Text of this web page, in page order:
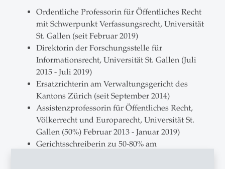
Ordentliche Professorin für Öffentliches Recht
mit Schwerpunkt Verfassungsrecht, Universität
St. Gallen (seit Februar 2019)
Direktorin der Forschungsstelle für
Informationsrecht, Universität St. Gallen (Juli
2015 - Juli 2019)
Ersatzrichterin am Verwaltungsgericht des
Kantons Zürich (seit September 2014)
Assistenzprofessorin für Öffentliches Recht,
Völkerrecht und Europarecht, Universität St.
Gallen (50%) Februar 2013 - Januar 2019)
Gerichtsschreiberin zu 50-80% am